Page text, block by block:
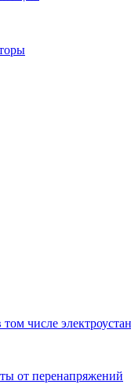
числе
от перенапряжений